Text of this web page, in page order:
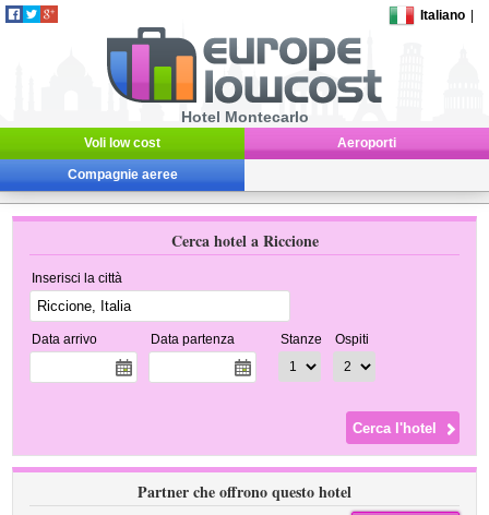
Italiano
Hotel Montecarlo
Voli low cost Aeroporti
Compagnie aeree
Cerca hotel a Riccione
Inserisci la città
Data arrivo Data partenza Stanze Ospiti
Partner che offrono questo hotel